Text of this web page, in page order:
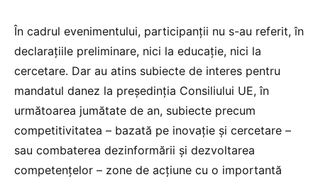
În cadrul evenimentului, participanții nu s-au referit, în
declarațiile preliminare, nici la educație, nici la
cercetare. Dar au atins subiecte de interes pentru
mandatul danez la președinția Consiliului UE, în
următoarea jumătate de an, subiecte precum
competitivitatea – bazată pe inovație și cercetare –
sau combaterea dezinformării și dezvoltarea
competențelor – zone de acțiune cu o importantă